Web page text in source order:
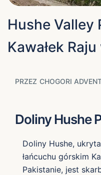
Hushe Valley
Kawałek
PRZEZ CHOGORI
Doliny Hushe
Doliny Hushe,
łańcuchu górskim
Pakistanie, jest